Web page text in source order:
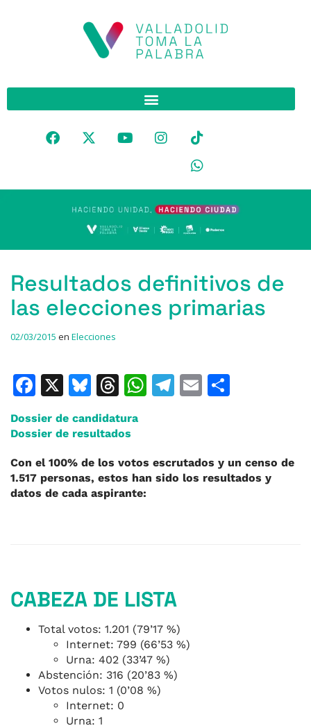
Resultados definitivos de
las elecciones primarias
02/03/2015 en Elecciones
F
a
c
e
b
o
X
Bl
u
e
s
k
y
T
re
d
s
W
A
T
gr
a
E
ar
Dossier de candidatura
Dossier de resultados
Con el 100% de los votos escrutados y un censo de
1.517 personas, estos han sido los resultados y
datos de cada aspirante:
CABEZA DE LISTA
Total votos: 1.201 (79’17 %)
Internet: 799 (66’53 %)
Urna: 402 (33’47 %)
Abstención: 316 (20’83 %)
Votos nulos: 1 (0’08 %)
Internet: 0
Urna: 1